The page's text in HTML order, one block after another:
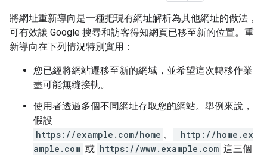
將網址重新導向是一種把現有網址解析為其他網址的做法，
可有效讓 Google 搜尋和訪客得知網頁已移至新的位置。重
新導向在下列情況特別實用：
您已經將網站遷移至新的網域，並希望這次轉移作業
盡可能無縫接軌。
使用者透過多個不同網址存取您的網站。舉例來說，
假設
https://example.com/home 、
http://home.ex
ample.com 或 https://www.example.com 這三個